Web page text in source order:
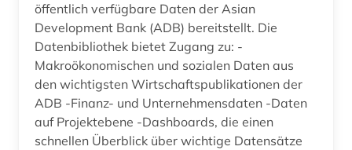
datenmanagement (1)
datensammlung (7)
datenschutz (1)
datensicherung (1)
datenverarbeitung (1)
öffentlich verfügbare Daten der Asian
Development Bank (ADB) bereitstellt. Die
Datenbibliothek bietet Zugang zu: -
Makroökonomischen und sozialen Daten aus
den wichtigsten Wirtschaftspublikationen der
ADB -Finanz- und Unternehmensdaten -Daten
auf Projektebene -Dashboards, die einen
schnellen Überblick über wichtige Datensätze